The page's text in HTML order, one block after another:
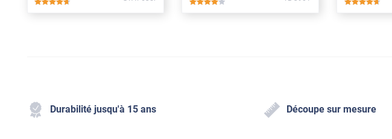
*****
*****
*****
Durabilité jusqu'à 15 ans Découpe sur mesure